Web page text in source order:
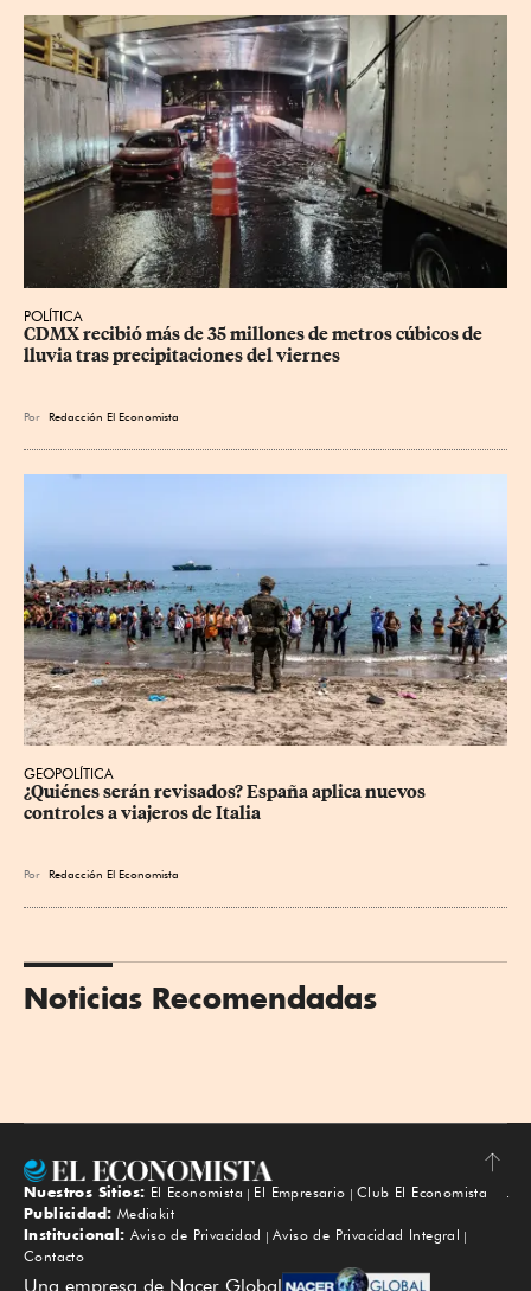
POLÍTICA
CDMX recibió más de 35 millones de metros cúbicos de
lluvia tras precipitaciones del viernes
Por Redacción El Economista
GEOPOLÍTICA
¿Quiénes serán revisados? España aplica nuevos
controles a viajeros de Italia
Por Redacción El Economista
Noticias Recomendadas
Subir
Nuestros Sitios: El Economista El Empresario
Club El Economista
Publicidad: Mediakit
Institucional: Aviso de Privacidad
Aviso de Privacidad Integral
Contacto
Una empresa de Nacer Global